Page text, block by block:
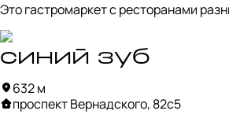
Это гастромаркет с ресторанами
корейской, греческой, грузинской, а
корнеров со стритфудом,
другим.  Если вы не определились со
распределение стипендии завело в
точно найдёте подходящее место,
настроиться на изучение района.
синий зуб
632 м
проспект Вернадского, 82с5